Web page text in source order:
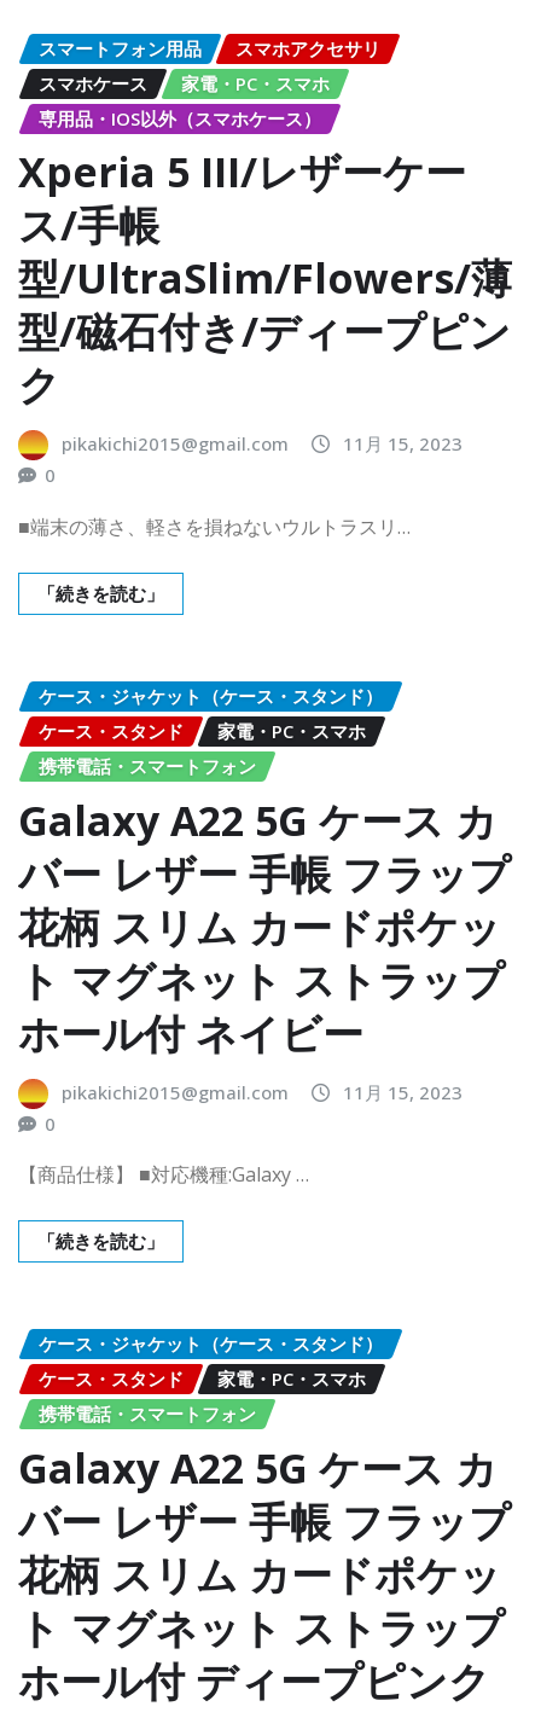
スマートフォン用品
スマホアクセサリ
スマホケース
家電・PC・スマホ
専用品・IOS以外（スマホケース）
Xperia 5 III/レザーケー
ス/手帳
型/UltraSlim/Flowers/薄
型/磁石付き/ディープピン
ク
pikakichi2015@gmail.com
11月 15, 2023
0
■端末の薄さ、軽さを損ねないウルトラスリ…
「続きを読む」
ケース・ジャケット（ケース・スタンド）
ケース・スタンド
家電・PC・スマホ
携帯電話・スマートフォン
Galaxy A22 5G ケース カ
バー レザー 手帳 フラップ
花柄 スリム カードポケッ
ト マグネット ストラップ
ホール付 ネイビー
pikakichi2015@gmail.com
11月 15, 2023
0
【商品仕様】 ■対応機種:Galaxy …
「続きを読む」
ケース・ジャケット（ケース・スタンド）
ケース・スタンド
家電・PC・スマホ
携帯電話・スマートフォン
Galaxy A22 5G ケース カ
バー レザー 手帳 フラップ
花柄 スリム カードポケッ
ト マグネット ストラップ
ホール付 ディープピンク